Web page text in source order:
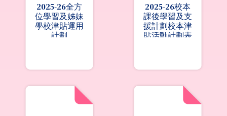
2025-26全方
位學習及姊妹
學校津貼運用
計劃
2025-26校本
課後學習及支
援計劃校本津
貼活動計劃表